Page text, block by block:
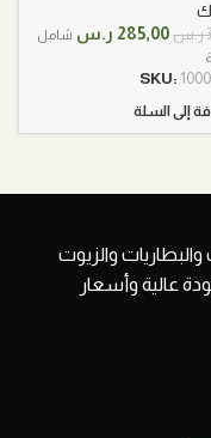
ر.س السعر
هو:
285,00 ر.س السعر
شامل
SKU:
إلى السلة
والزيوت
عالية وأسعار